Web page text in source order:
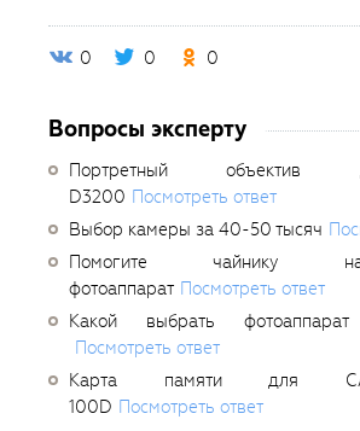
0 0 0
Вопросы эксперту
Портретный
D3200 Посмотреть ответ
Выбор камеры за 40-50 тысяч
Помогите чайнику
фотоаппарат Посмотреть ответ
Какой выбрать
Посмотреть ответ
Карта памяти для
100D Посмотреть ответ